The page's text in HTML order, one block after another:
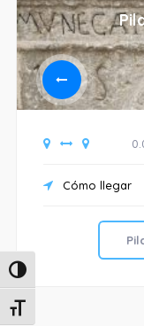
Alternar alto contraste
Alternar tamaño de
Cómo llegar